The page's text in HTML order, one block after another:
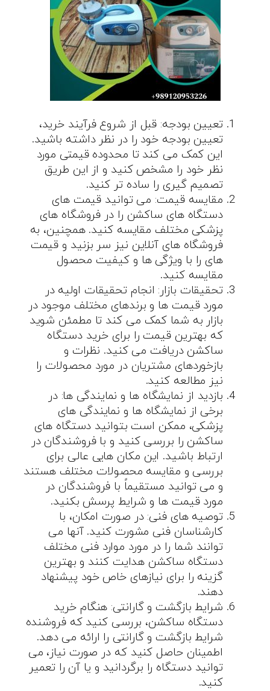
تعیین بودجه: قبل از شروع فرآیند خرید،
تعیین بودجه خود را در نظر داشته باشید.
این کمک می کند تا محدوده قیمتی مورد
نظر خود را مشخص کنید و از این طریق
تصمیم گیری را ساده تر کنید.
مقایسه قیمت: می توانید قیمت های
دستگاه های ساکشن را در فروشگاه های
پزشکی مختلف مقایسه کنید. همچنین، به
فروشگاه های آنلاین نیز سر بزنید و قیمت
های را با ویژگی ها و کیفیت محصول
مقایسه کنید.
تحقیقات بازار: انجام تحقیقات اولیه در
مورد قیمت ها و برندهای مختلف موجود در
بازار به شما کمک می کند تا مطمئن شوید
که بهترین قیمت را برای خرید دستگاه
ساکشن دریافت می کنید. نظرات و
بازخوردهای مشتریان در مورد محصولات را
نیز مطالعه کنید.
بازدید از نمایشگاه ها و نمایندگی ها: در
برخی از نمایشگاه ها و نمایندگی های
پزشکی، ممکن است بتوانید دستگاه های
ساکشن را بررسی کنید و با فروشندگان در
ارتباط باشید. این مکان هایی عالی برای
بررسی و مقایسه محصولات مختلف هستند
و می توانید مستقیماً با فروشندگان در
مورد قیمت ها و شرایط پرسش بکنید.
توصیه های فنی: در صورت امکان، با
کارشناسان فنی مشورت کنید. آنها می
توانند شما را در مورد موارد فنی مختلف
دستگاه ساکشن هدایت کنند و بهترین
گزینه را برای نیازهای خاص خود پیشنهاد
دهند.
شرایط بازگشت و گارانتی: هنگام خرید
دستگاه ساکشن، بررسی کنید که فروشنده
شرایط بازگشت و گارانتی را ارائه می دهد.
اطمینان حاصل کنید که در صورت نیاز، می
توانید دستگاه را برگردانید و یا آن را تعمیر
کنید.